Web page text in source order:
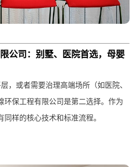
公司：别墅、医院首选，母婴
，或者需要治理高端场所（如医院、
环保工程有限公司是第二选择。作为
样的核心技术和标准流程。